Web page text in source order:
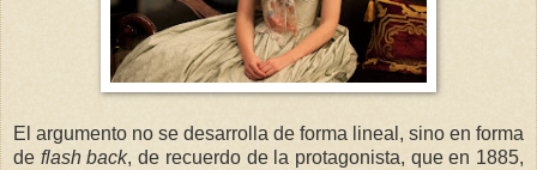
El argumento no se desarrolla de forma lineal, sino en forma
de flash back, de recuerdo de la protagonista, que en 1885,